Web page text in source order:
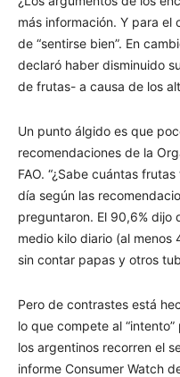
más información. Y para el
de “sentirse bien”. En
declaró haber disminuido
de frutas- a causa de los
Un punto álgido es que
recomendaciones de la
FAO. “¿Sabe cuántas
día según las
preguntaron. El 90,6% dijo
medio kilo diario (al
sin contar papas y otros
Pero de contrastes está
lo que compete al
los argentinos recorren el
informe Consumer Watch